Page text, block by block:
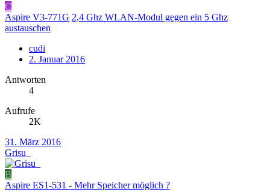
C
Aspire V3-771G 2,4 Ghz WLAN-Modul gegen ein 5 Ghz
austauschen
cudi
2. Januar 2016
Antworten
4
Aufrufe
2K
31. März 2016
Grisu_
B
Aspire ES1-531 - Mehr Speicher möglich ?